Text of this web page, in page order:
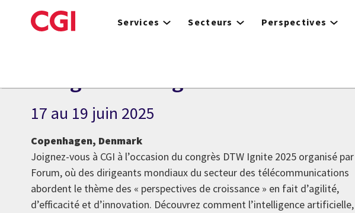
to
Services Secteurs Perspectives
Congrès DTW Ignite 2025
17 au 19 juin 2025
Copenhagen, Denmark
Joignez-vous à CGI à l’occasion du congrès DTW Ignite 2025 organisé
Forum, où des dirigeants mondiaux du secteur des télécommunications
abordent le thème des « perspectives de croissance » en fait d’agilité,
d’efficacité et d’innovation. Découvrez comment l’intelligence